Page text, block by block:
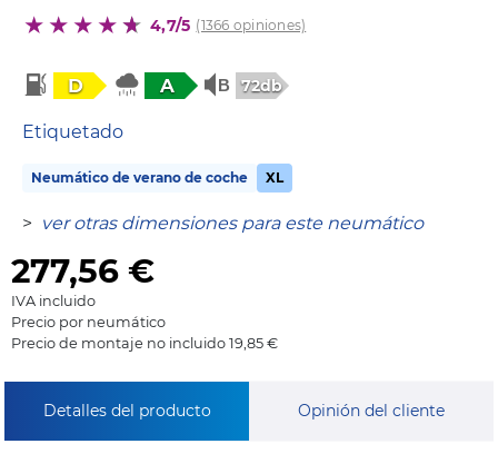
4,7/5 (1366 opiniones)
D A 72db
Etiquetado
Neumático de verano de coche XL
> ver otras dimensiones para este neumático
277,56 €
IVA incluido
Precio por neumático
Precio de montaje no incluido 19,85 €
Detalles del producto Opinión del cliente